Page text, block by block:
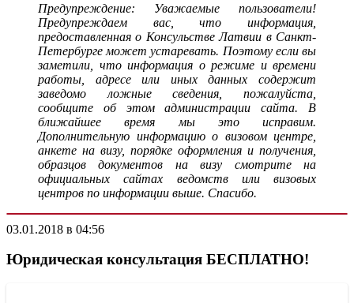
Предупреждение: Уважаемые пользователи!
Предупреждаем вас, что информация,
предоставленная о Консульстве Латвии в Санкт-
Петербурге может устаревать. Поэтому если вы
заметили, что информация о режиме и времени
работы, адресе или иных данных содержит
заведомо ложные сведения, пожалуйста,
сообщите об этом администрации сайта. В
ближайшее время мы это исправим.
Дополнительную информацию о визовом центре,
анкете на визу, порядке оформления и получения,
образцов документов на визу смотрите на
официальных сайтах ведомств или визовых
центров по информации выше. Спасибо.
03.01.2018 в 04:56
Юридическая консультация БЕСПЛАТНО!